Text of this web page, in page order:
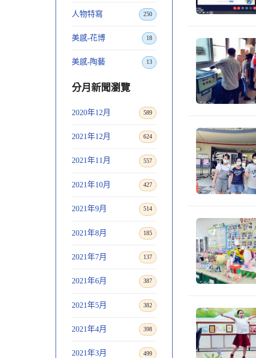
人物特寫 250
美感-花博 18
美感-陶藝 13
分月新聞瀏覽
2020年12月 589
2021年12月 624
2021年11月 557
2021年10月 427
2021年9月 514
2021年8月 185
2021年7月 137
2021年6月 387
2021年5月 382
2021年4月 398
2021年3月 499